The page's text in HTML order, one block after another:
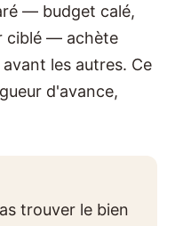
— budget calé,
ciblé — achète
les autres. Ce
d'avance,
trouver le bien